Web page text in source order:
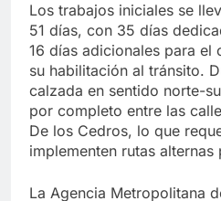
Los trabajos iniciales se
51 días, con 35 días
16 días adicionales para el
su habilitación al tránsito.
calzada en sentido norte-
por completo entre las
De los Cedros, lo que
implementen rutas
La Agencia Metropolitana